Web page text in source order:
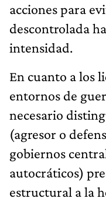
acciones para
descontrolada
intensidad.
En cuanto a los
entornos de
necesario
(agresor o
gobiernos
autocráticos)
estructural a la